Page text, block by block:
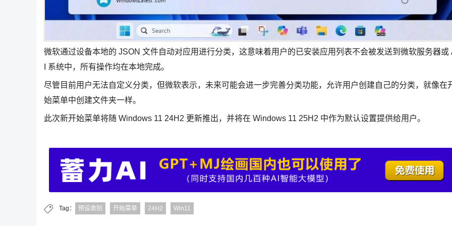
微软通过设备本地的 JSON 文件自动对应用进行分类，这意味着用户的已安装应用列表不会被发送到微软服务器或
I 系统中，所有操作均在本地完成。
尽管目前用户无法自定义分类，但微软表示，未来可能会进一步完善分类功能，允许用户创建自己的分类，就像在
始菜单中创建文件夹一样。
此次新开始菜单将随 Windows 11 24H2 更新推出，并将在 Windows 11 25H2 中作为默认设置提供给用户。
Tag： 预设类别 开始菜单 24H2 Win11